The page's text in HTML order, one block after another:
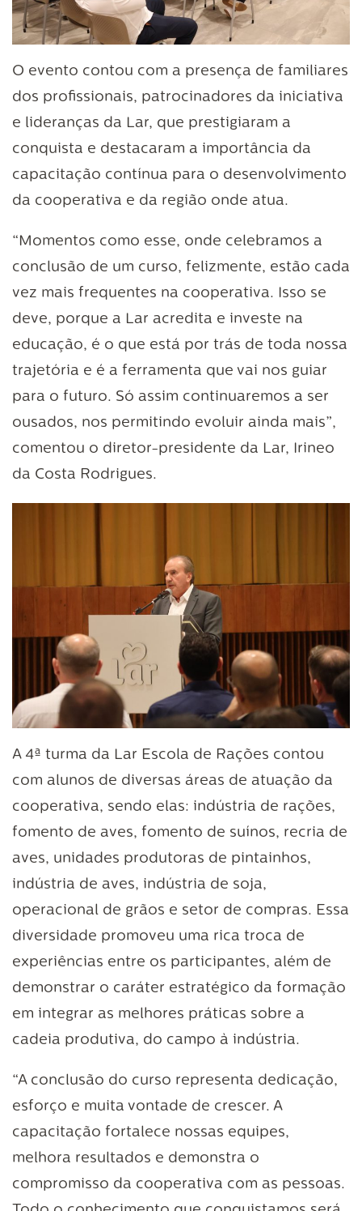
O evento contou com a presença de familiares
dos profissionais, patrocinadores da iniciativa
e lideranças da Lar, que prestigiaram a
conquista e destacaram a importância da
capacitação contínua para o desenvolvimento
da cooperativa e da região onde atua.
“Momentos como esse, onde celebramos a
conclusão de um curso, felizmente, estão cada
vez mais frequentes na cooperativa. Isso se
deve, porque a Lar acredita e investe na
educação, é o que está por trás de toda nossa
trajetória e é a ferramenta que vai nos guiar
para o futuro. Só assim continuaremos a ser
ousados, nos permitindo evoluir ainda mais”,
comentou o diretor-presidente da Lar, Irineo
da Costa Rodrigues.
A 4ª turma da Lar Escola de Rações contou
com alunos de diversas áreas de atuação da
cooperativa, sendo elas: indústria de rações,
fomento de aves, fomento de suínos, recria de
aves, unidades produtoras de pintainhos,
indústria de aves, indústria de soja,
operacional de grãos e setor de compras. Essa
diversidade promoveu uma rica troca de
experiências entre os participantes, além de
demonstrar o caráter estratégico da formação
em integrar as melhores práticas sobre a
cadeia produtiva, do campo à indústria.
“A conclusão do curso representa dedicação,
esforço e muita vontade de crescer. A
capacitação fortalece nossas equipes,
melhora resultados e demonstra o
compromisso da cooperativa com as pessoas.